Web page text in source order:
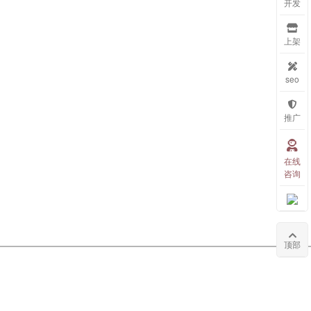
开发
上架
seo
推广
在线
咨询
顶部